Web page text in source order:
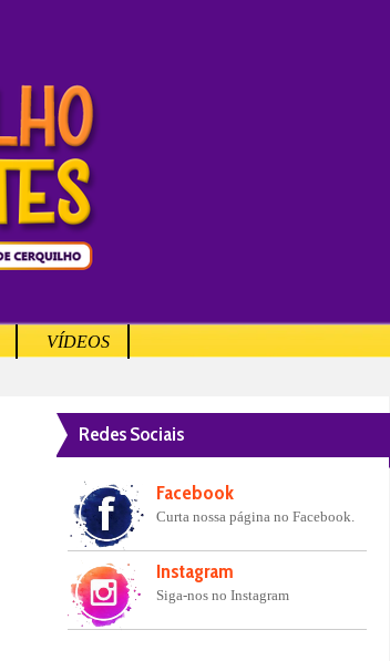
VÍDEOS
Redes Sociais
Facebook
Curta nossa página no Facebook.
Instagram
Siga-nos no Instagram